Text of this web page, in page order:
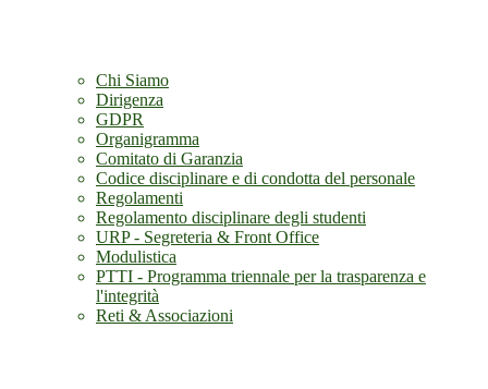
Chi Siamo
Dirigenza
GDPR
Organigramma
Comitato di Garanzia
Codice disciplinare e di condotta del personale
Regolamenti
Regolamento disciplinare degli studenti
URP - Segreteria & Front Office
Modulistica
PTTI - Programma triennale per la trasparenza e
l'integrità
Reti & Associazioni